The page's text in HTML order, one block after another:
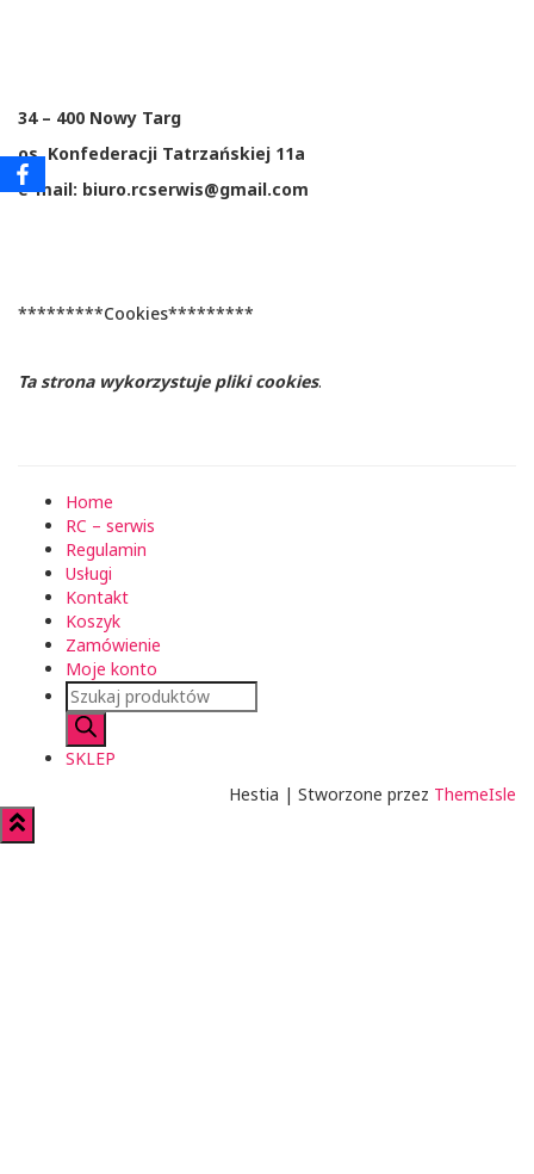
34 – 400 Nowy Targ
os. Konfederacji Tatrzańskiej 11a
e-mail: biuro.rcserwis@gmail.com
*********Cookies*********
Ta strona wykorzystuje pliki cookies.
Home
RC – serwis
Regulamin
Usługi
Kontakt
Koszyk
Zamówienie
Moje konto
Wyszukiwarka
produktów
SKLEP
Hestia | Stworzone przez ThemeIsle